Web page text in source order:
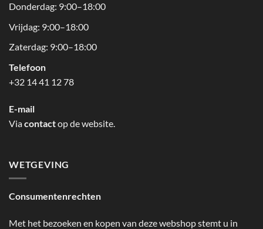
Donderdag: 9:00–18:00
Vrijdag: 9:00–18:00
Zaterdag: 9:00–18:00
Telefoon
+32 14 41 12 78
E-mail
Viacontactop de website.
WETGEVING
Consumentenrechten
Met het bezoeken en kopen van deze webshop stemt u in